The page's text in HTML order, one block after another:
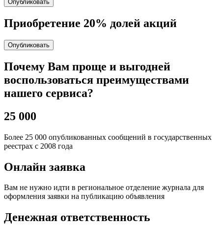
Опубликовать
Приобретение 20% долей акций
Опубликовать
Почему Вам проще и выгодней
воспользоваться преимуществами
нашего сервиса?
25 000
Более 25 000 опубликованных сообщений в государственных
реестрах с 2008 года
Онлайн заявка
Вам не нужно идти в региональное отделение журнала для
оформления заявки на публикацию объявления
Денежная ответственность